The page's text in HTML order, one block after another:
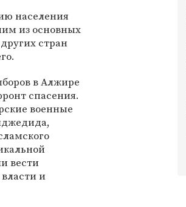
населения
из основных
стран
в Алжире
спасения.
военные
вести
и